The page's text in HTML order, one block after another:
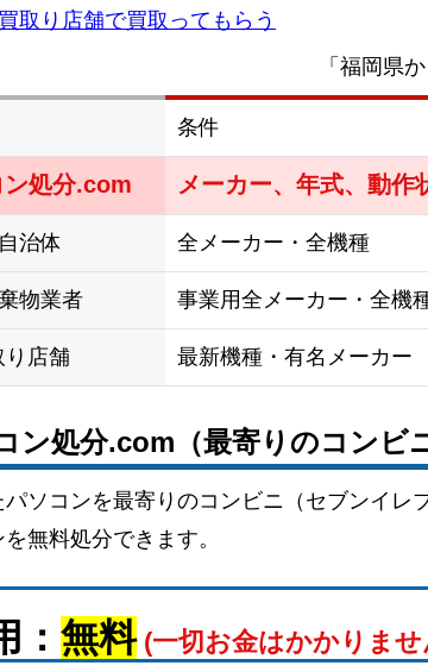
取り店舗で買取ってもらう
「福岡県
条件
ン処分.com メーカー、年式、動作
治体 全メーカー・全機種
物業者 事業用全メーカー・全機
り店舗 最新機種・有名メーカー
ン処分.com（最寄りのコンビ
パソコンを最寄りのコンビニ（セブンイレ
無料処分できます。
：無料(一切お金はかかりませ